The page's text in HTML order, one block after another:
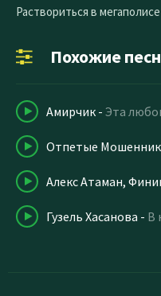
Раствориться в
Похожие
Амирчик - Эта
Отпетые
Алекс Атаман,
Гузель Хасанова - В